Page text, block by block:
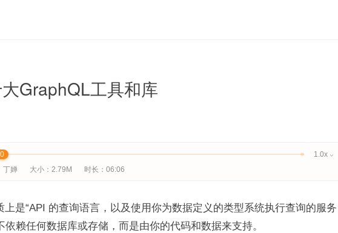
GraphQL工具和库
1.0x 
丁婵 大小：2.79M 时长：06:06
是“API 的查询语言，以及使用你为数据定义的类型系统执行查询的服务
依赖任何数据库或存储，而是由你的代码和数据来支持。